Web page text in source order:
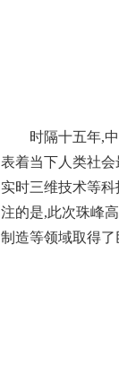
时隔十五年,
表着当下人类社会
实时三维技术等
注的是,此次珠峰
制造等领域取得了